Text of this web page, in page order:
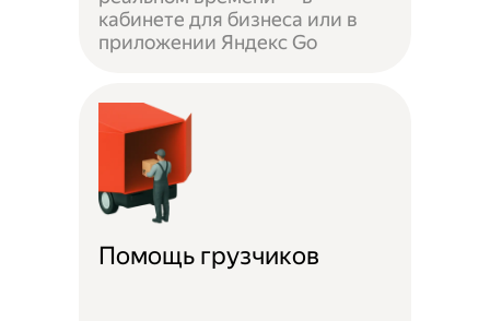
кабинете для бизнеса или в
приложении Яндекс Go
Помощь грузчиков